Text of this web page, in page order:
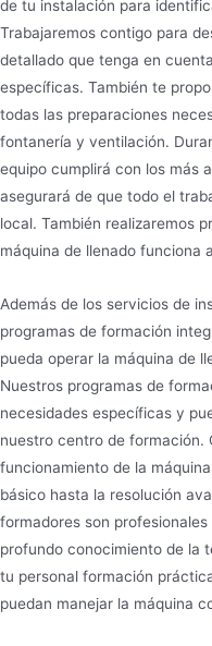
de tu instalación para
Trabajaremos contigo para
detallado que tenga en
específicas. También te
todas las preparaciones
fontanería y ventilación.
equipo cumplirá con los más
asegurará de que todo el
local. También realizaremos
máquina de llenado funciona
Además de los servicios de
programas de formación
pueda operar la máquina de
Nuestros programas de
necesidades específicas y
nuestro centro de formación.
funcionamiento de la
básico hasta la resolución
formadores son
profundo conocimiento de la
tu personal formación
puedan manejar la máquina